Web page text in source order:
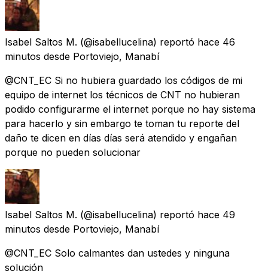
Isabel Saltos M. (@isabellucelina) reportó hace 46
minutos desde Portoviejo, Manabí
@CNT_EC Si no hubiera guardado los códigos de mi
equipo de internet los técnicos de CNT no hubieran
podido configurarme el internet porque no hay sistema
para hacerlo y sin embargo te toman tu reporte del
daño te dicen en días días será atendido y engañan
porque no pueden solucionar
Isabel Saltos M. (@isabellucelina) reportó hace 49
minutos desde Portoviejo, Manabí
@CNT_EC Solo calmantes dan ustedes y ninguna
solución